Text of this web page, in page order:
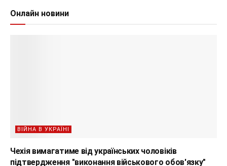
Онлайн новини
ВІЙНА В УКРАЇНІ
Чехія вимагатиме від українських чоловіків
підтвердження "виконання військового обов'язку"